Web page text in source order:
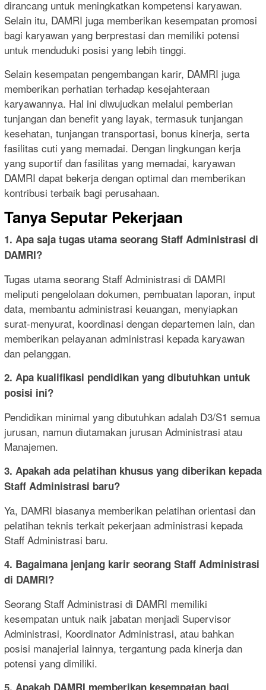
dirancang untuk meningkatkan kompetensi karyawan.
Selain itu, DAMRI juga memberikan kesempatan promosi
bagi karyawan yang berprestasi dan memiliki potensi
untuk menduduki posisi yang lebih tinggi.
Selain kesempatan pengembangan karir, DAMRI juga
memberikan perhatian terhadap kesejahteraan
karyawannya. Hal ini diwujudkan melalui pemberian
tunjangan dan benefit yang layak, termasuk tunjangan
kesehatan, tunjangan transportasi, bonus kinerja, serta
fasilitas cuti yang memadai. Dengan lingkungan kerja
yang suportif dan fasilitas yang memadai, karyawan
DAMRI dapat bekerja dengan optimal dan memberikan
kontribusi terbaik bagi perusahaan.
Tanya Seputar Pekerjaan
1. Apa saja tugas utama seorang Staff Administrasi di
DAMRI?
Tugas utama seorang Staff Administrasi di DAMRI
meliputi pengelolaan dokumen, pembuatan laporan, input
data, membantu administrasi keuangan, menyiapkan
surat-menyurat, koordinasi dengan departemen lain, dan
memberikan pelayanan administrasi kepada karyawan
dan pelanggan.
2. Apa kualifikasi pendidikan yang dibutuhkan untuk
posisi ini?
Pendidikan minimal yang dibutuhkan adalah D3/S1 semua
jurusan, namun diutamakan jurusan Administrasi atau
Manajemen.
3. Apakah ada pelatihan khusus yang diberikan kepada
Staff Administrasi baru?
Ya, DAMRI biasanya memberikan pelatihan orientasi dan
pelatihan teknis terkait pekerjaan administrasi kepada
Staff Administrasi baru.
4. Bagaimana jenjang karir seorang Staff Administrasi
di DAMRI?
Seorang Staff Administrasi di DAMRI memiliki
kesempatan untuk naik jabatan menjadi Supervisor
Administrasi, Koordinator Administrasi, atau bahkan
posisi manajerial lainnya, tergantung pada kinerja dan
potensi yang dimiliki.
5. Apakah DAMRI memberikan kesempatan bagi